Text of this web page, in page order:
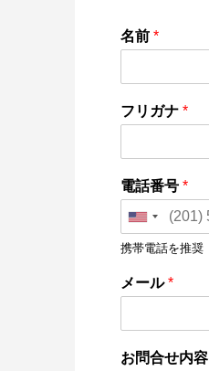
名前 *
フリガナ *
電話番号 *
携帯電話を推奨
メール*
お問合せ内容